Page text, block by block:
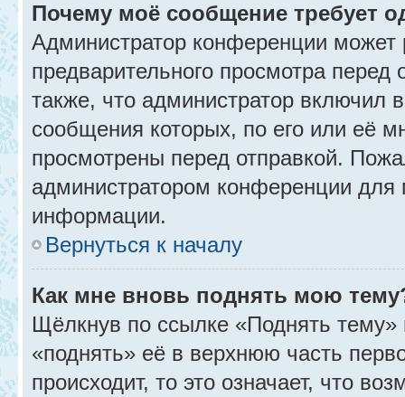
Почему моё сообщение требует
Администратор конференции
предварительного просмотра
также, что администратор включил
сообщения которых, по его или её
просмотрены перед отправкой.
администратором конференции для
информации.
Вернуться к началу
Как мне вновь поднять мою
Щёлкнув по ссылке «Поднять
«поднять» её в верхнюю часть
происходит, то это означает, что